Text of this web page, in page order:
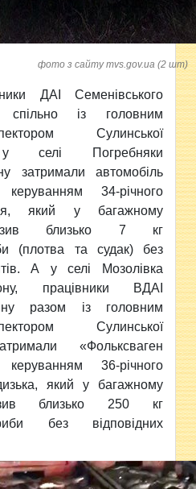
фото з сайту mvs.gov.ua (2 шт)
ДАІ Семенівського
спільно із головним
Сулинської
у селі Погребняки
затримали автомобіль
34-річного
який у багажному
близько 7 кг
(плотва та судак) без
А у селі Мозолівка
працівники ВДАІ
разом із головним
Сулинської
«Фольксваген
36-річного
який у багажному
близько 250 кг
без відповідних